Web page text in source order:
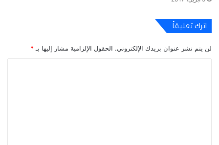
اترك تعليقاً
لن يتم نشر عنوان بريدك الإلكتروني. الحقول الإلزامية مشار إليها بـ *